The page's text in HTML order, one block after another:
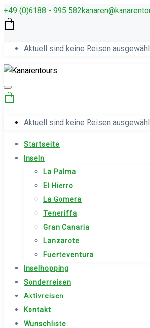
+49 (0)6188 - 995 582
Aktuell sind keine Reisen
Aktuell sind keine Reisen
Startseite
Inseln
La Palma
El Hierro
La Gomera
Teneriffa
Gran Canaria
Lanzarote
Fuerteventura
Inselhopping
Sonderreisen
Aktivreisen
Kontakt
Wunschliste